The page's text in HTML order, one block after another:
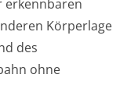
erkennbaren
Körperlage
des
ohne